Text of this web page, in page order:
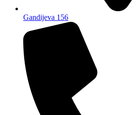
Gandijeva 156